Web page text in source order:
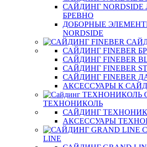
САЙДИНГ
БРЕВНО
ДОБОРНЫЕ
NORDSIDE
САЙДИНГ FINEBER
САЙДИНГ FINEBER
САЙДИНГ FINEBER
САЙДИНГ FINEBER
АКСЕССУАРЫ К
ТЕХНОНИКОЛЬ
САЙДИНГ
АКСЕССУАРЫ
LINE